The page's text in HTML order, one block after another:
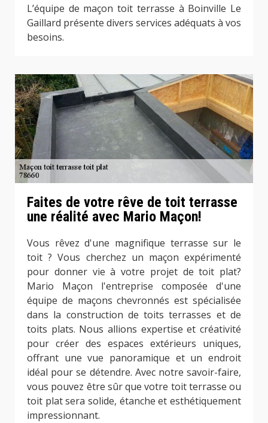
L’équipe de maçon toit terrasse à Boinville Le
Gaillard présente divers services adéquats à vos
besoins.
Faites de votre rêve de toit terrasse
une réalité avec Mario Maçon!
Vous rêvez d'une magnifique terrasse sur le
toit ? Vous cherchez un maçon expérimenté
pour donner vie à votre projet de toit plat?
Mario Maçon l'entreprise composée d'une
équipe de maçons chevronnés est spécialisée
dans la construction de toits terrasses et de
toits plats. Nous allions expertise et créativité
pour créer des espaces extérieurs uniques,
offrant une vue panoramique et un endroit
idéal pour se détendre. Avec notre savoir-faire,
vous pouvez être sûr que votre toit terrasse ou
toit plat sera solide, étanche et esthétiquement
impressionnant.